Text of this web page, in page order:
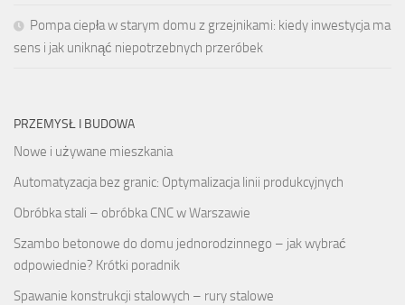
Pompa ciepła w starym domu z grzejnikami: kiedy inwestycja ma
sens i jak uniknąć niepotrzebnych przeróbek
PRZEMYSŁ I BUDOWA
Nowe i używane mieszkania
Automatyzacja bez granic: Optymalizacja linii produkcyjnych
Obróbka stali – obróbka CNC w Warszawie
Szambo betonowe do domu jednorodzinnego – jak wybrać
odpowiednie? Krótki poradnik
Spawanie konstrukcji stalowych – rury stalowe